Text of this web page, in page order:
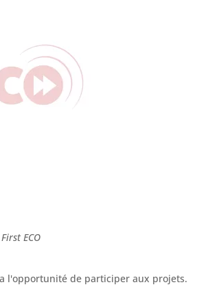
ECO
l'opportunité de participer aux projets.